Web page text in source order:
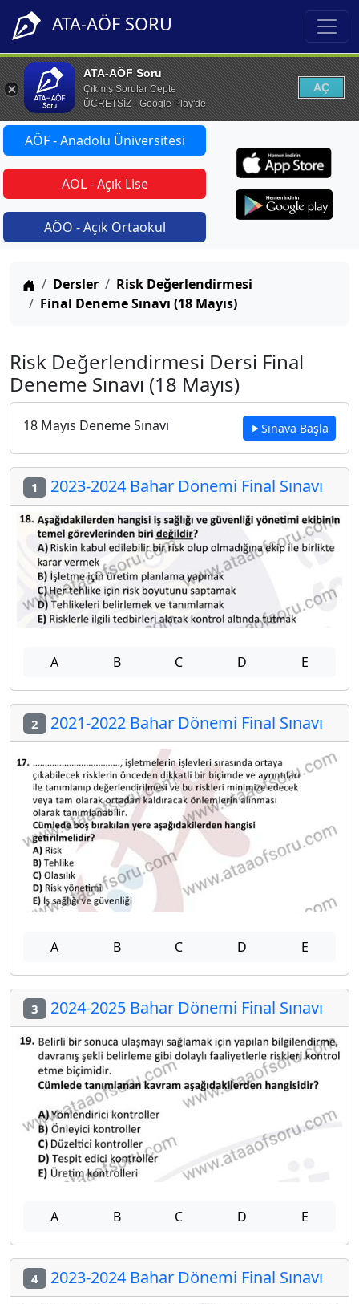
ATA-AÖF SORU
ATA-AÖF Soru
Çıkmış Sorular Cepte
ÜCRETSİZ - Google Play'de
AÇ
AÖF - Anadolu Üniversitesi
AÖL - Açık Lise
AÖO - Açık Ortaokul
Anasayfa
Dersler
Risk Değerlendirmesi
Final Deneme Sınavı (18 Mayıs)
Risk Değerlendirmesi Dersi Final
Deneme Sınavı (18 Mayıs)
18 Mayıs Deneme Sınavı Sınava Başla
1 2023-2024 Bahar Dönemi Final Sınavı
A B C D E
2 2021-2022 Bahar Dönemi Final Sınavı
A B C D E
3 2024-2025 Bahar Dönemi Final Sınavı
A B C D E
4 2023-2024 Bahar Dönemi Final Sınavı